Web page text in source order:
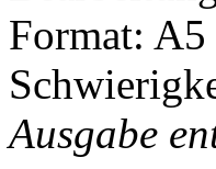
Format:
Ausgabe